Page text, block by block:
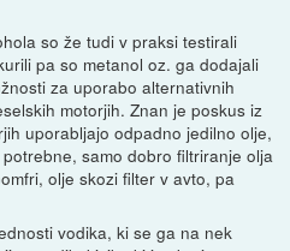
so že tudi v praksi testirali
pa so metanol oz. ga dodajali
za uporabo alternativnih
motorjih. Znan je poskus iz
uporabljajo odpadno jedilno olje,
samo dobro filtriranje olja
olje skozi filter v avto, pa
vodika, ki se ga na nek